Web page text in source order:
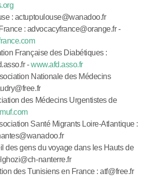
: actuptoulouse@wanadoo.fr
: advocacyfrance@orange.fr -
Française des Diabétiques :
-www.afd.asso.fr
Nationale des Médecins
des Médecins Urgentistes de
Santé Migrants Loire-Atlantique :
des gens du voyage dans les Hauts de
nanterre.fr
des Tunisiens en France : atf@free.fr